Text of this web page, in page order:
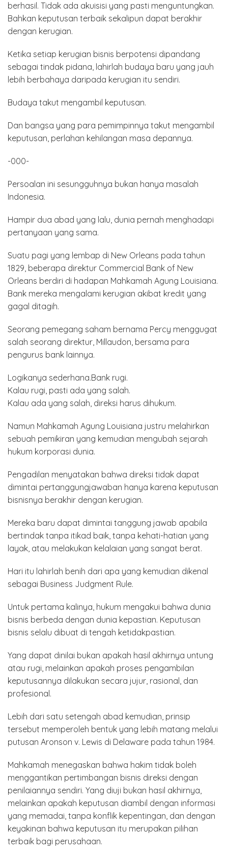
berhasil. Tidak ada akuisisi yang pasti menguntungkan.
Bahkan keputusan terbaik sekalipun dapat berakhir
dengan kerugian.
Ketika setiap kerugian bisnis berpotensi dipandang
sebagai tindak pidana, lahirlah budaya baru yang jauh
lebih berbahaya daripada kerugian itu sendiri.
Budaya takut mengambil keputusan.
Dan bangsa yang para pemimpinnya takut mengambil
keputusan, perlahan kehilangan masa depannya.
-000-
Persoalan ini sesungguhnya bukan hanya masalah
Indonesia.
Hampir dua abad yang lalu, dunia pernah menghadapi
pertanyaan yang sama.
Suatu pagi yang lembap di New Orleans pada tahun
1829, beberapa direktur Commercial Bank of New
Orleans berdiri di hadapan Mahkamah Agung Louisiana.
Bank mereka mengalami kerugian akibat kredit yang
gagal ditagih.
Seorang pemegang saham bernama Percy menggugat
salah seorang direktur, Millaudon, bersama para
pengurus bank lainnya.
Logikanya sederhana.Bank rugi.
Kalau rugi, pasti ada yang salah.
Kalau ada yang salah, direksi harus dihukum.
Namun Mahkamah Agung Louisiana justru melahirkan
sebuah pemikiran yang kemudian mengubah sejarah
hukum korporasi dunia.
Pengadilan menyatakan bahwa direksi tidak dapat
dimintai pertanggungjawaban hanya karena keputusan
bisnisnya berakhir dengan kerugian.
Mereka baru dapat dimintai tanggung jawab apabila
bertindak tanpa itikad baik, tanpa kehati-hatian yang
layak, atau melakukan kelalaian yang sangat berat.
Hari itu lahirlah benih dari apa yang kemudian dikenal
sebagai Business Judgment Rule.
Untuk pertama kalinya, hukum mengakui bahwa dunia
bisnis berbeda dengan dunia kepastian. Keputusan
bisnis selalu dibuat di tengah ketidakpastian.
Yang dapat dinilai bukan apakah hasil akhirnya untung
atau rugi, melainkan apakah proses pengambilan
keputusannya dilakukan secara jujur, rasional, dan
profesional.
Lebih dari satu setengah abad kemudian, prinsip
tersebut memperoleh bentuk yang lebih matang melalui
putusan Aronson v. Lewis di Delaware pada tahun 1984.
Mahkamah menegaskan bahwa hakim tidak boleh
menggantikan pertimbangan bisnis direksi dengan
penilaiannya sendiri. Yang diuji bukan hasil akhirnya,
melainkan apakah keputusan diambil dengan informasi
yang memadai, tanpa konflik kepentingan, dan dengan
keyakinan bahwa keputusan itu merupakan pilihan
terbaik bagi perusahaan.